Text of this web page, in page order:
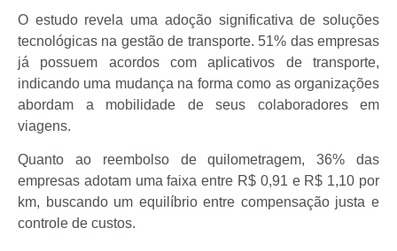
O estudo revela uma adoção significativa de soluções
tecnológicas na gestão de transporte. 51% das empresas
já possuem acordos com aplicativos de transporte,
indicando uma mudança na forma como as organizações
abordam a mobilidade de seus colaboradores em
viagens.
Quanto ao reembolso de quilometragem, 36% das
empresas adotam uma faixa entre R$ 0,91 e R$ 1,10 por
km, buscando um equilíbrio entre compensação justa e
controle de custos.